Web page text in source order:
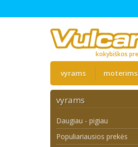
kokybiškos
vyrams moterims
vyrams
Daugiau - pigiau
Populiariausios prekės